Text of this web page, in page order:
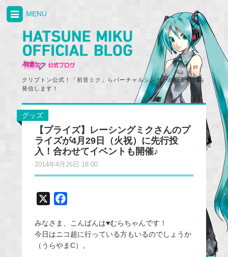
クリプトン公式！「初音ミク」らバーチャルシンガーの最新情報を
発信します！
MENU
グッズ
【プライズ】レーシングミクさんのプ
ライズが4月29日（火祝）に先行投
入！合わせてイベントも開催♪
2014年4月26日 18:00
c
e
b
みなさま、こんばんは♥むらちゃんです！
今日はニコ超に行っている方もいるのでしょうか
（うらやまC）。